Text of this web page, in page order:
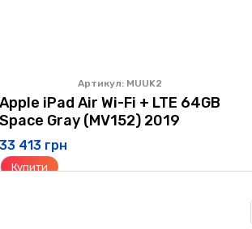
Артикул: MUUK2
Apple iPad Air Wi-Fi + LTE 64GB
Space Gray (MV152) 2019
33 413 грн
Купити